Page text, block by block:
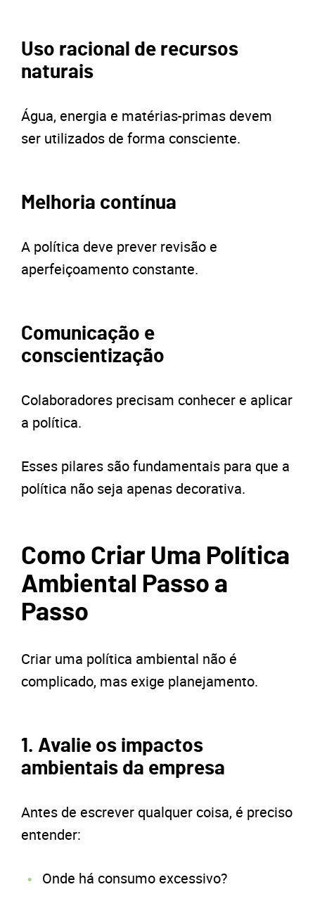
Uso racional de recursos
naturais
Água, energia e matérias-primas devem
ser utilizados de forma consciente.
Melhoria contínua
A política deve prever revisão e
aperfeiçoamento constante.
Comunicação e
conscientização
Colaboradores precisam conhecer e aplicar
a política.
Esses pilares são fundamentais para que a
política não seja apenas decorativa.
Como Criar Uma Política
Ambiental Passo a
Passo
Criar uma política ambiental não é
complicado, mas exige planejamento.
1. Avalie os impactos
ambientais da empresa
Antes de escrever qualquer coisa, é preciso
entender:
Onde há consumo excessivo?